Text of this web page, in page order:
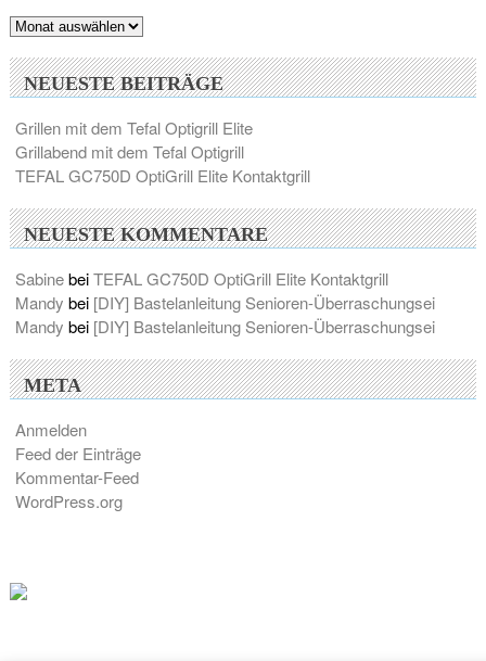
Archiv
NEUESTE BEITRÄGE
Grillen mit dem Tefal Optigrill Elite
Grillabend mit dem Tefal Optigrill
TEFAL GC750D OptiGrill Elite Kontaktgrill
NEUESTE KOMMENTARE
SabinebeiTEFAL GC750D OptiGrill Elite Kontaktgrill
Mandy bei [DIY] Bastelanleitung Senioren-Überraschungsei
Mandy bei [DIY] Bastelanleitung Senioren-Überraschungsei
META
Anmelden
Feed der Einträge
Kommentar-Feed
WordPress.org